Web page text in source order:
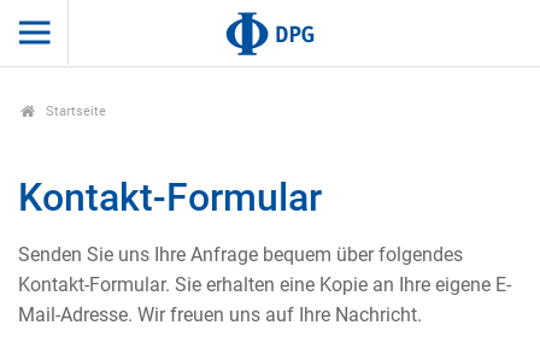
Startseite
Kontakt-Formular
Senden Sie uns Ihre Anfrage bequem über folgendes
Kontakt-Formular. Sie erhalten eine Kopie an Ihre eigene E-
Mail-Adresse. Wir freuen uns auf Ihre Nachricht.